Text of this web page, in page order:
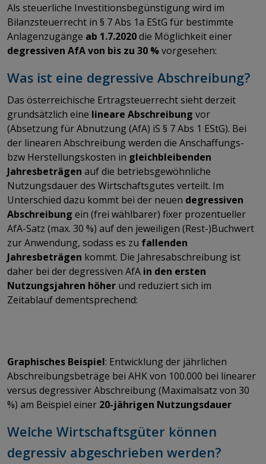
Als steuerliche Investitionsbegünstigung wird im
Bilanzsteuerrecht in § 7 Abs 1a EStG für bestimmte
Anlagenzugänge ab 1.7.2020die Möglichkeit einer
degressiven AfA von bis zu 30 %vorgesehen:
Was ist eine degressive Abschreibung?
Das österreichische Ertragsteuerrecht sieht derzeit
grundsätzlich eine lineare Abschreibung vor
(Absetzung für Abnutzung (AfA) iS § 7 Abs 1 EStG). Bei
der linearen Abschreibung werden die Anschaffungs-
bzw Herstellungskosten in gleichbleibenden
Jahresbeträgen auf die betriebsgewöhnliche
Nutzungsdauer des Wirtschaftsgutes verteilt. Im
Unterschied dazu kommt bei der neuen degressiven
Abschreibung ein (frei wählbarer) fixer prozentueller
AfA-Satz (max. 30 %) auf den jeweiligen (Rest-)Buchwert
zur Anwendung, sodass es zu fallenden
Jahresbeträgen kommt. Die Jahresabschreibung ist
daher bei der degressiven AfA in den ersten
Nutzungsjahren höher und reduziert sich im
Zeitablauf dementsprechend:
Graphisches Beispiel: Entwicklung der jährlichen
Abschreibungsbeträge bei AHK von 100.000 bei linearer
versus degressiver Abschreibung (Maximalsatz von 30
%) am Beispiel einer 20-jährigen Nutzungsdauer
Welche Wirtschaftsgüter können
degressiv abgeschrieben werden?